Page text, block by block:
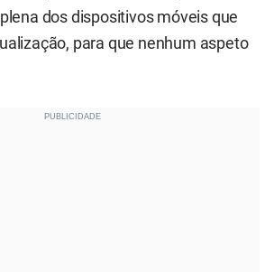
dos dispositivos móveis que
para que nenhum aspeto